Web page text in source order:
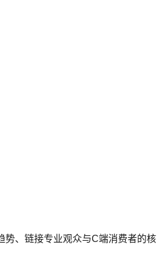
势、链接专业观众与C端消费者的核